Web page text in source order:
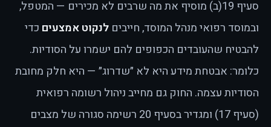
סעיף 19(ב) מוסיף את מה שרבים לא מכירים — המטפל,
ובמוסד רפואי מנהל המוסד, חייבים לנקוט אמצעים כדי
להבטיח שהעובדים הכפופים להם ישמרו על הסודיות.
כלומר: אבטחת מידע היא לא ״שדרוג״ — היא חלק מחובת
הסודיות עצמה. החוק גם מחייב ניהול רשומה רפואית
(סעיף 17) ומגדיר בסעיף 20 רשימה סגורה של מצבים